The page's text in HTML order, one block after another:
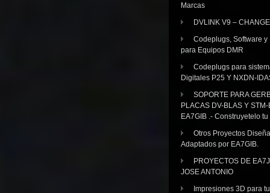
Marcas
DVLINK V9 –
Codeplugs, Software y
para Equipos DMR
Codeplugs para
Digitales P25 Y NXDN-
SOPORTE PARA
PLACAS DV-BLAS Y
EA7GIB .- Construyetelo
Otros Proyectos
Adaptados por EA7GIB.
PROYECTOS DE
JOSE ANTONIO
Impresiones 3D para